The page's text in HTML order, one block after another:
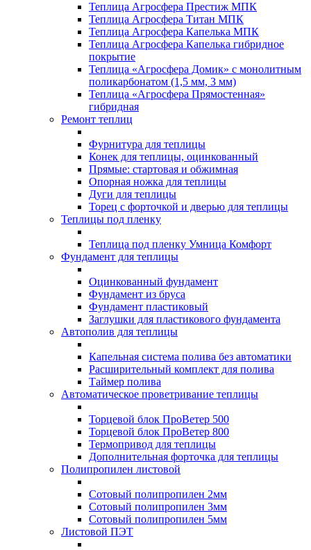
Теплица Агросфера Престиж МПК
Теплица Агросфера Титан МПК
Теплица Агросфера Капелька МПК
Теплица Агросфера Капелька гибридное
покрытие
Теплица «Агросфера Домик» с монолитным
поликарбонатом (1,5 мм, 3 мм)
Теплица «Агросфера Прямостенная»
гибридная
Ремонт теплиц
Фурнитура для теплицы
Конек для теплицы, оцинкованный
Прямые: стартовая и обжимная
Опорная ножка для теплицы
Дуги для теплицы
Торец с форточкой и дверью для теплицы
Теплицы под пленку
Теплица под пленку Умница Комфорт
Фундамент для теплицы
Оцинкованный фундамент
Фундамент из бруса
Фундамент пластиковый
Заглушки для пластикового фундамента
Автополив для теплицы
Капельная система полива без автоматики
Расширительный комплект для полива
Таймер полива
Автоматическое проветривание теплицы
Торцевой блок ПроВетер 500
Торцевой блок ПроВетер 800
Термопривод для теплицы
Дополнительная форточка для теплицы
Полипропилен листовой
Сотовый полипропилен 2мм
Сотовый полипропилен 3мм
Сотовый полипропилен 5мм
Листовой ПЭТ